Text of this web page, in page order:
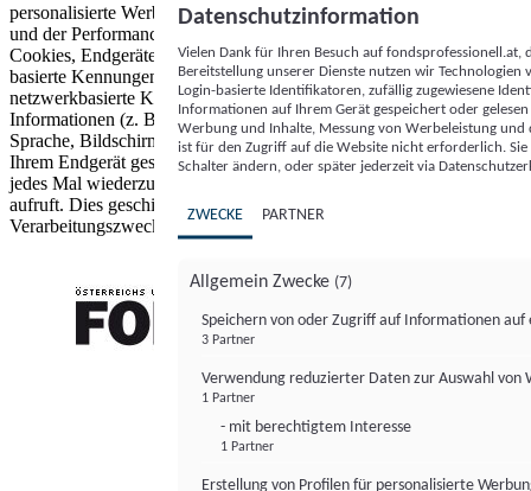
personalisierte Werbung und Inhalte, Messung von Werbeleistung
und der Performance von Inhalten sowie Zielgruppenforschung.
Cookies, Endgeräte- oder ähnliche Online-Kennungen (z. B. login-
basierte Kennungen, zufällig generierte Kennungen,
netzwerkbasierte Kennungen) können zusammen mit anderen
Informationen (z. B. Browsertyp und Browserinformationen,
Sprache, Bildschirmgröße, unterstützte Technologien usw.) auf
Ihrem Endgerät gespeichert oder von dort ausgelesen werden, um es
jedes Mal wiederzuerkennen, wenn es eine App oder einer Webseite
aufruft. Dies geschieht für einen oder mehrere der hier aufgeführten
Verarbeitungszwecke.
Datenschutzinformation
Vielen Dank für Ihren Besuch auf
Bereitstellung unserer Dienste nutzen wir Technologien
Login-basierte Identifikatoren, zufällig zugewiesene
Informationen auf Ihrem Gerät gespeichert oder
Werbung und Inhalte, Messung von Werbeleistung
ist für den Zugriff auf die Website nicht erforderlich.
Schalter ändern, oder später jederzeit via
ZWECKE PARTNER
Allgemein Zwecke (7)
Speichern von oder Zugriff auf Informationen auf
3 Partner
Verwendung reduzierter Daten zur Auswahl von
1 Partner
- mit berechtigtem Interesse
1 Partner
Erstellung von Profilen für personalisierte
FONDS professionell